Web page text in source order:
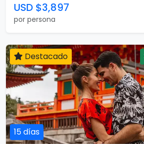
USD $3,897
por persona
15 días
Destacado